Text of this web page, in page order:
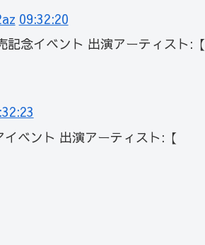
09:32:20
念イベント 出演アーティスト:【
ベント 出演アーティスト:【